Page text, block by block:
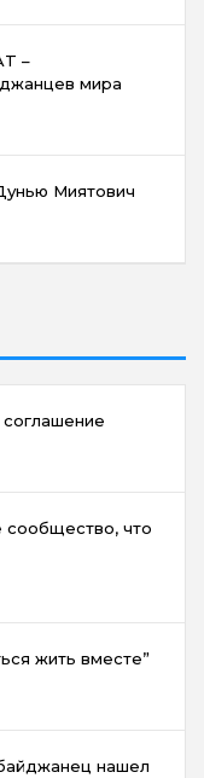
–
мира
Миятович
что
жить вместе”
нашел